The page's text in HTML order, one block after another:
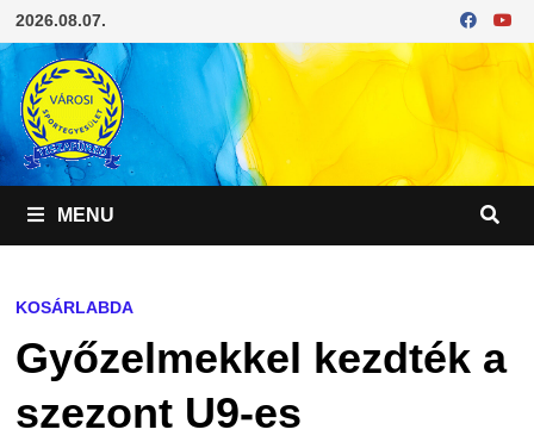
Skip
to
content
2026.08.07.
MENU
KOSÁRLABDA
Győzelmekkel kezdték a
szezont U9-es